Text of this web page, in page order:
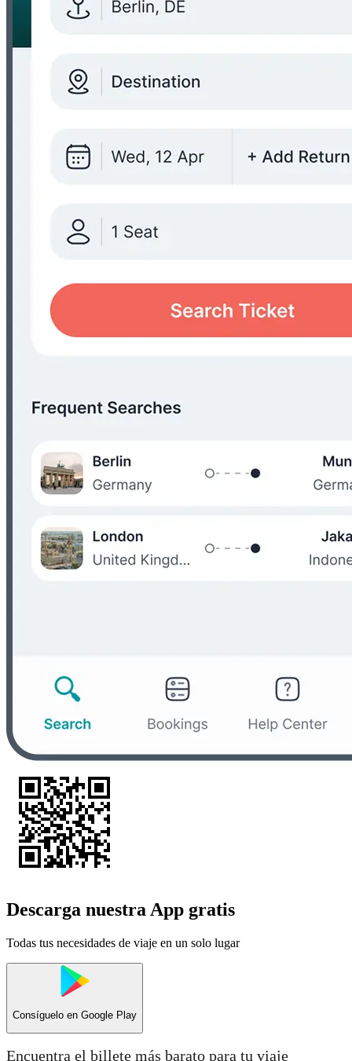
Descarga nuestra App gratis
Todas tus necesidades de viaje en un solo lugar
Consíguelo en Google Play
Encuentra el billete más barato para tu viaje